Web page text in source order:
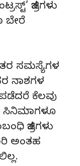
ಚಿತ್ರಗಳು
ಬೇರೆ
ಸಮಸ್ಯೆಗಳ
ನಾಶಗಳ‌
ಪಡೆದರೆ ಕೆಲವು
ಸಿನಿಮಾಗಳೂ
ಚಿತ್ರಗಳು
ಅಂತಹ